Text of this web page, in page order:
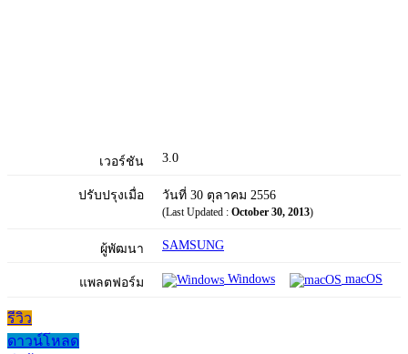
เวอร์ชัน 3.0
ปรับปรุงเมื่อ วันที่ 30 ตุลาคม 2556
(Last Updated : October 30, 2013)
ผู้พัฒนา SAMSUNG
แพลตฟอร์ม Windows macOS
รีวิว
ดาวน์โหลด